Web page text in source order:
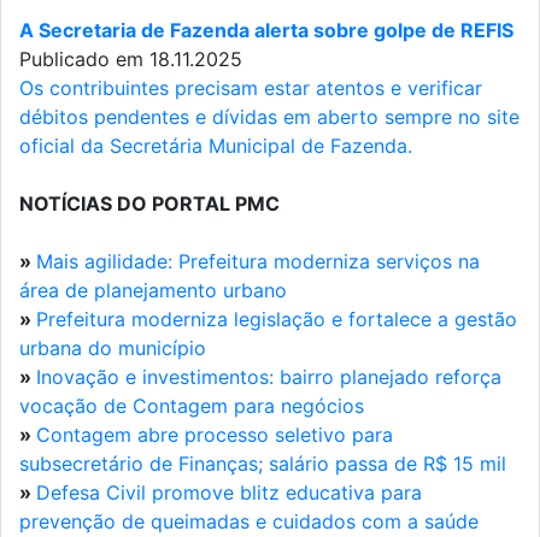
A Secretaria de Fazenda alerta sobre golpe de REFIS
Publicado em 18.11.2025
Os contribuintes precisam estar atentos e verificar
débitos pendentes e dívidas em aberto sempre no site
oficial da Secretária Municipal de Fazenda.
NOTÍCIAS DO PORTAL PMC
» Mais agilidade: Prefeitura moderniza serviços na
área de planejamento urbano
» Prefeitura moderniza legislação e fortalece a gestão
urbana do município
» Inovação e investimentos: bairro planejado reforça
vocação de Contagem para negócios
» Contagem abre processo seletivo para
subsecretário de Finanças; salário passa de R$ 15 mil
» Defesa Civil promove blitz educativa para
prevenção de queimadas e cuidados com a saúde